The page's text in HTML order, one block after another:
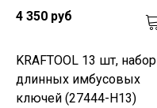
4 350 руб
KRAFTOOL 13 шт, набор
длинных имбусовых
ключей (27444-H13)